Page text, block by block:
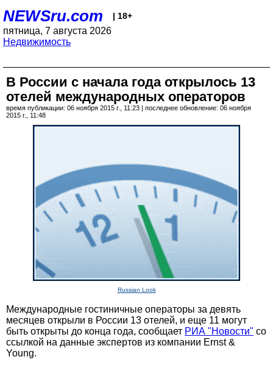
NEWSru.com | 18+
пятница, 7 августа 2026
Недвижимость
В России с начала года открылось 13
отелей международных операторов
время публикации: 06 ноября 2015 г., 11:23 | последнее обновление: 06 ноября
2015 г., 11:48
Russian Look
Международные гостиничные операторы за девять
месяцев открыли в России 13 отелей, и еще 11 могут
быть открыты до конца года, сообщает РИА "Новости" со
ссылкой на данные экспертов из компании Ernst &
Young.